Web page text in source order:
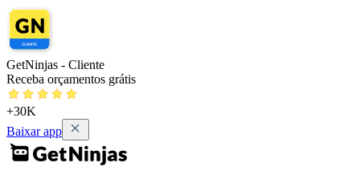
GetNinjas - Cliente
Receba orçamentos grátis
+30K
Baixar app